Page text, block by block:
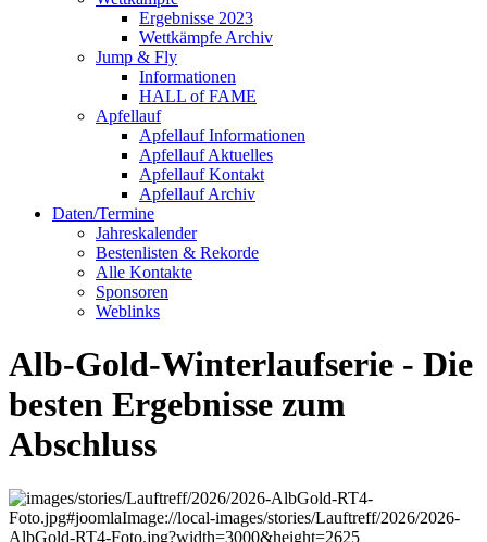
Ergebnisse 2023
Wettkämpfe Archiv
Jump & Fly
Informationen
HALL of FAME
Apfellauf
Apfellauf Informationen
Apfellauf Aktuelles
Apfellauf Kontakt
Apfellauf Archiv
Daten/Termine
Jahreskalender
Bestenlisten & Rekorde
Alle Kontakte
Sponsoren
Weblinks
Alb-Gold-Winterlaufserie - Die
besten Ergebnisse zum
Abschluss